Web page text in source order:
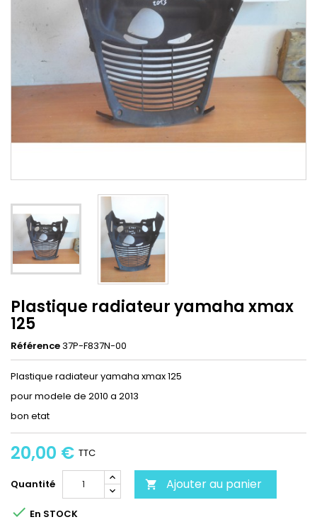
Plastique radiateur yamaha xmax
125
Référence37P-F837N-00
Plastique radiateur yamaha xmax 125
pour modele de 2010 a 2013
bon etat
20,00 € TTC
Quantité  Ajouter au panier
 En STOCK